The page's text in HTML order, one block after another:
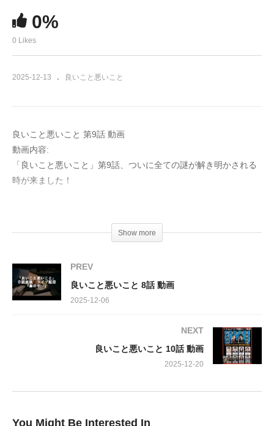
0%
0 Likes
2025-12-13 良いこと悪いこと
良いこと悪いこと 第9話 動画
動画内容:
「良いこと悪いこと」第9話、ついに全ての謎が解き明かされる
時が来ました！
は、高木（間宮祥太朗さん）と小山（森本慎太郎さん）のわずか
2名に絞られました。これまで犠牲となった武田さん、桜井さ
命を奪われなければならなかったのか、その深い闇に包まれた動
機が、ついに白日の下に晒されます。
山を待ち受ける運命とは何でしょうか？物語は息をのむようなク
ライマックスへと突入し、これまで張り巡らされてきた複雑な伏
線が、一気に収束する瞬間を迎えます。
このエピソードで、事件の全貌、登場人物たちの隠された関係
Show more
PREV
良いこと悪いこと 8話 動画
2025-12-06
NEXT
良いこと悪いこと 10話 動画
2025-12-20
You Might Be Interested In